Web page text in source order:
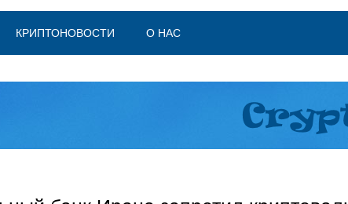
КРИПТОНОВОСТИ О НАС